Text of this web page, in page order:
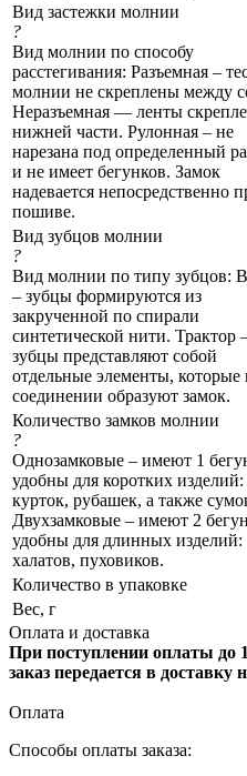
Вид застежки молнии
?
Вид молнии по способу
расстегивания: Разъемная –
молнии не скреплены между
Неразъемная — ленты
нижней части. Рулонная – не
нарезана под определенный
и не имеет бегунков. Замок
надевается непосредственно
пошиве.
Вид зубцов молнии
?
Вид молнии по типу зубцов:
– зубцы формируются из
закрученной по спирали
синтетической нити. Трактор
зубцы представляют собой
отдельные элементы, которые
соединении образуют замок.
Количество замков молнии
?
Однозамковые – имеют 1
удобны для коротких изделий:
курток, рубашек, а также
Двухзамковые – имеют 2
удобны для длинных изделий:
халатов, пуховиков.
Количество в упаковке
Вес, г
Оплата и доставка
При поступлении оплаты до
заказ передается в
Оплата
Способы оплаты заказа: